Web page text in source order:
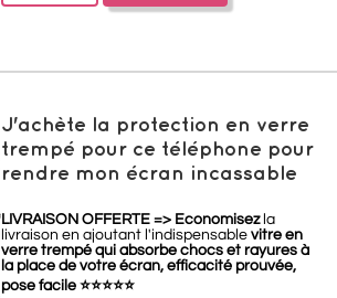
J'achète la protection en verre
trempé pour ce téléphone pour
rendre mon écran incassable
LIVRAISON OFFERTE => Economisezla
livraison en ajoutant l'indispensable vitre en
verre trempé qui absorbe chocs et rayures à
la place de votre écran, efficacité prouvée,
pose facile ⭐⭐⭐⭐⭐